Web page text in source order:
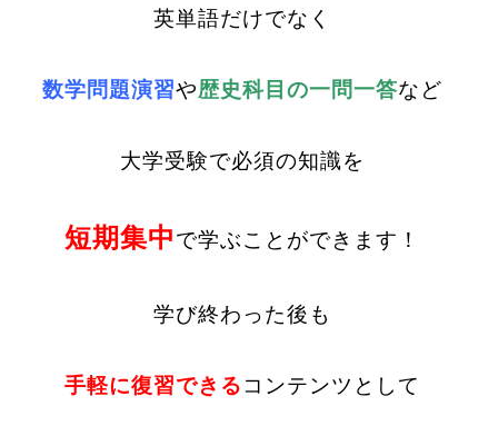
英単語だけでなく
数学問題演習や歴史科目の一問一答など
大学受験で必須の知識を
短期集中で学ぶことができます！
学び終わった後も
手軽に復習できる コンテンツとして